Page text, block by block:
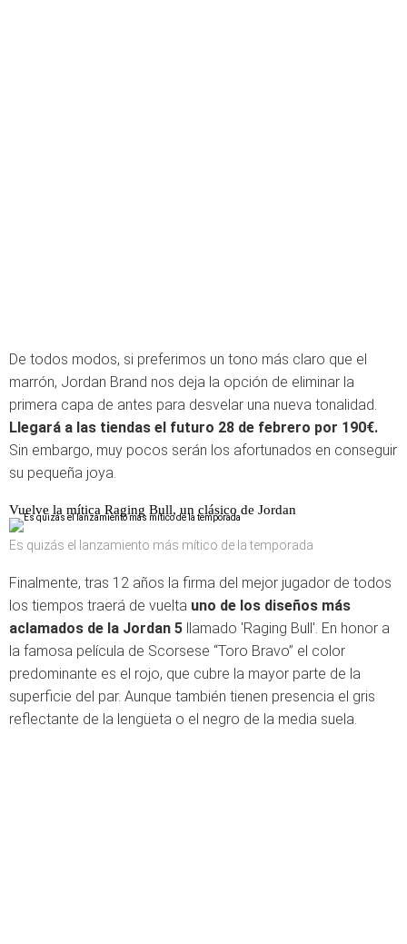
De todos modos, si preferimos un tono más claro que el
marrón, Jordan Brand nos deja la opción de eliminar la
primera capa de antes para desvelar una nueva tonalidad.
Llegará a las tiendas el futuro 28 de febrero por 190€.
Sin embargo, muy pocos serán los afortunados en conseguir
su pequeña joya.
Vuelve la mítica Raging Bull, un clásico de Jordan
Es quizás el lanzamiento más mítico de la temporada
Finalmente, tras 12 años la firma del mejor jugador de todos
los tiempos traerá de vuelta uno de los diseños más
aclamados de la Jordan 5 llamado 'Raging Bull'. En honor a
la famosa película de Scorsese “Toro Bravo” el color
predominante es el rojo, que cubre la mayor parte de la
superficie del par. Aunque también tienen presencia el gris
reflectante de la lengüeta o el negro de la media suela.